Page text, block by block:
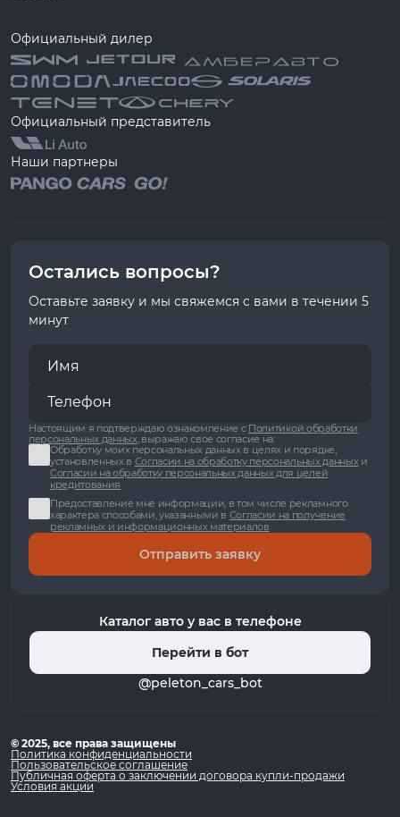
Официальный дилер
Официальный представитель
Наши партнеры
Остались вопросы?
Оставьте заявку и мы свяжемся с вами в течении 5
минут
Настоящим я подтверждаю ознакомление с Политикой обработки
персональных данных, выражаю свое согласие на:
Обработку моих персональных данных в целях и порядке,
установленных в Согласии на обработку персональных данныхи
Согласии на обработку персональных данных для целей
кредитования
Предоставление мне информации, в том числе рекламного
характера способами, указанными в Согласии на получение
рекламных и информационных материалов
Отправить заявку
Каталог авто у вас в телефоне
Перейти в бот
@peleton_cars_bot
© 2025, все права защищены
Политика конфиденциальности
Пользовательское соглашение
Публичная оферта о заключении договора купли-продажи
Условия акции